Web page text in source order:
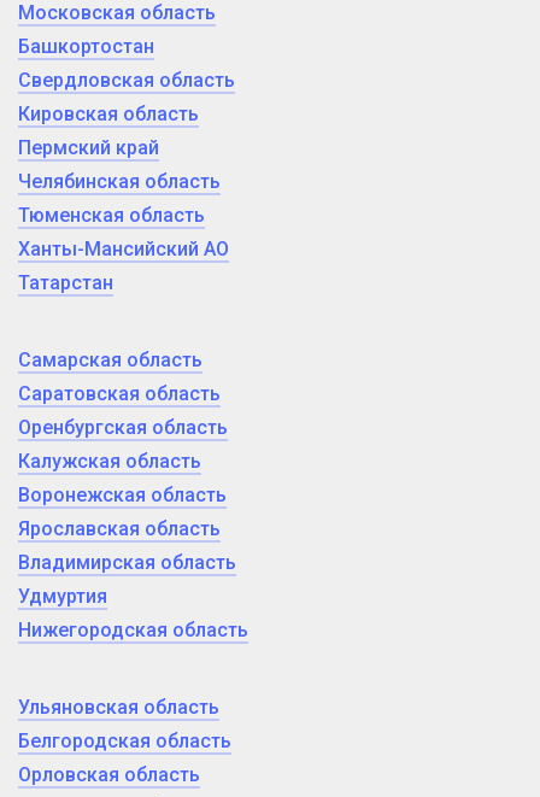
Московская область
Башкортостан
Свердловская область
Кировская область
Пермский край
Челябинская область
Тюменская область
Ханты-Мансийский АО
Татарстан
Самарская область
Саратовская область
Оренбургская область
Калужская область
Воронежская область
Ярославская область
Владимирская область
Удмуртия
Нижегородская область
Ульяновская область
Белгородская область
Орловская область